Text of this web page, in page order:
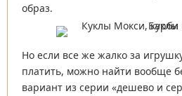
образ.
Но если все же жалко за
платить, можно найти вообще
вариант из серии «дешево и